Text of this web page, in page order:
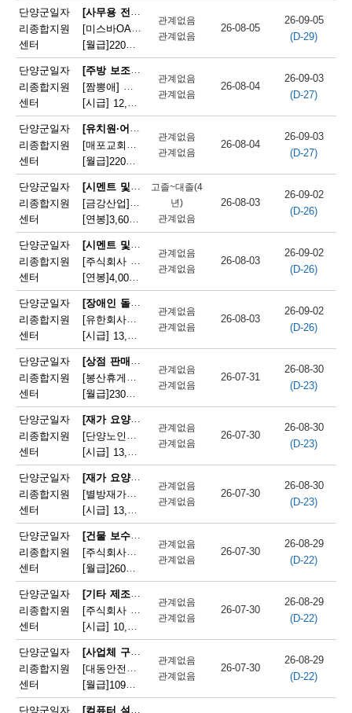
단양군일자
리종합지원
센터
[사무용 전자기기 설치 및 수리원(컴퓨터 제외)]
[미스바OA] 사무기기 서비스 직원 모집
[월급] 220만원
관계없음
관계없음
26-08-05
26-09-05
(D-29)
단양군일자
리종합지원
센터
[주방 보조원(일반 음식점)]
[짬뽕애] 주방보조 및 홀서빙 모집
[시급] 12,000원 | 충청북도 단양군 단양읍 별곡8길 6-1
관계없음
관계없음
26-08-04
26-09-03
(D-27)
단양군일자
리종합지원
센터
[유치원·어린이집 급식 조리사]
[매포교회어린이집] 어린이집 조리사(정규직) 채용
[월급] 220만원
관계없음
관계없음
26-08-04
26-09-03
(D-27)
단양군일자
리종합지원
센터
[시멘트 및 광물제품 제조기 조작원]
[금강산업]한일시멘트협력업체 예열직원 모집
[연봉]3,600만원 | 충청북도 단양군 매포읍 매포길 245
고졸~대졸(4
년)
관계없음
26-08-03
26-09-02
(D-26)
단양군일자
리종합지원
센터
[시멘트 및 광물제품 제조기 조작원]
[주식회사 주안] 시멘트 생산 설비 관리
[연봉]4,000만원 | 충청북도 단양군 매포읍 매포길 18
관계없음
관계없음
26-08-03
26-09-02
(D-26)
단양군일자
리종합지원
센터
[장애인 돌봄 종사원]
[유한회사단양돌봄사회서비스센터] 장애인 활동지원사 모집
[시급] 13,100원 | 충청북도 단양군 단양읍 삼봉로 233
관계없음
관계없음
26-08-03
26-09-02
(D-26)
단양군일자
리종합지원
센터
[상점 판매원]
[봉산휴게쉼터] 봉산휴게쉼터 판매원 모집
[월급] 230만원
관계없음
관계없음
26-07-31
26-08-30
(D-23)
단양군일자
리종합지원
센터
[재가 요양보호사]
[단양노인재가복지센터] 단양노인재가복지센터 방문요양 요양선생님 모집
[시급] 13,100원 | 충청북도 단양군 대강면 대강로 71
관계없음
관계없음
26-07-30
26-08-30
(D-23)
단양군일자
리종합지원
센터
[재가 요양보호사]
[별방재가노인복지센터] 별방재가요양복지센터 재가요양보호사 모집
[시급] 13,000원 | 충청북도 단양군 영춘면 별방창원로 417
관계없음
관계없음
26-07-30
26-08-30
(D-23)
단양군일자
리종합지원
센터
[건물 보수원 및 영선원(아파트 기계·전기 시설관리 제외)]
[주식회사국원] 단양두진아파트 영선기사 모집
[월급] 260만원
관계없음
관계없음
26-07-30
26-08-29
(D-22)
단양군일자
리종합지원
센터
[기타 제조 관련 단순 종사원]
[주식회사 어반텍] (주)어반텍 보도블럭 생산직원 모집
[시급] 10,320원 | 충청북도 단양군 매포읍 단양산업단지2로 102
관계없음
관계없음
26-07-30
26-08-29
(D-22)
단양군일자
리종합지원
센터
[사업체 구내식당 급식 조리사]
[대동안전주식회사] 대동안전(주) 단양공장 구내식당 조리사 모집
[월급] 109만원
관계없음
관계없음
26-07-30
26-08-29
(D-22)
단양군일자 [컴퓨터 설치 및 수리원(컴퓨터A/S원)]
단
양
군
채
용
정
보